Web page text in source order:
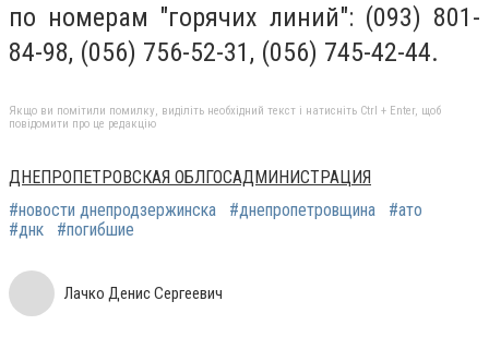
по номерам "горячих линий": (093) 801-
84-98, (056) 756-52-31, (056) 745-42-44.
Якщо ви помітили помилку, виділіть необхідний текст і натисніть Ctrl + Enter, щоб
повідомити про це редакцію
ДНЕПРОПЕТРОВСКАЯ ОБЛГОСАДМИНИСТРАЦИЯ
#новости днепродзержинска
#днепропетровщина
#ато
#днк
#погибшие
Лачко Денис Сергеевич